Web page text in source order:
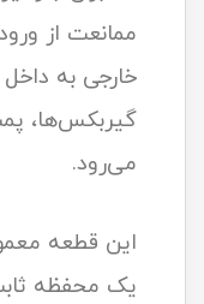
ممانعت از
خارجی به داخل
گیربکس‌ها،
می‌رود.
این قطعه
یک محفظه